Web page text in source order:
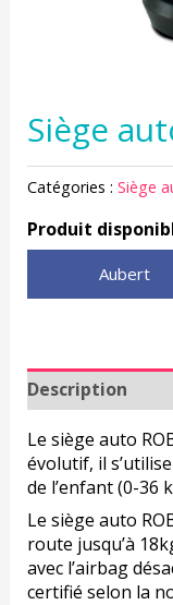
Siège
Catégories : Siège
Produit
Aubert
Description
Le siège auto
évolutif, il
de l’enfant (0-36
Le siège auto
route jusqu’à
avec l’airbag
certifié selon la